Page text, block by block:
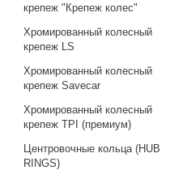
крепеж "Крепеж колес"
Хромированный колесный
крепеж LS
Хромированный колесный
крепеж Savecar
Хромированный колесный
крепеж TPI (премиум)
Центровочные кольца (HUB
RINGS)